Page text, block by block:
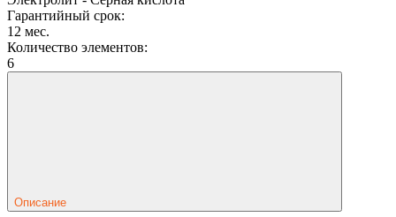
Гарантийный срок:
12 мес.
Количество элементов:
6
Описание